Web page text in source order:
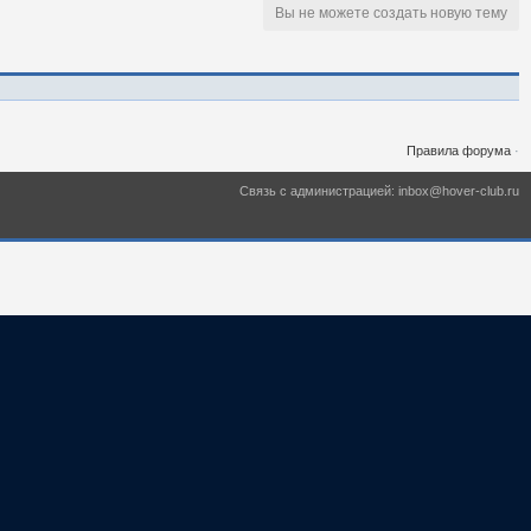
Вы не можете создать новую тему
Правила форума ·
Связь с администрацией: inbox@hover-club.ru